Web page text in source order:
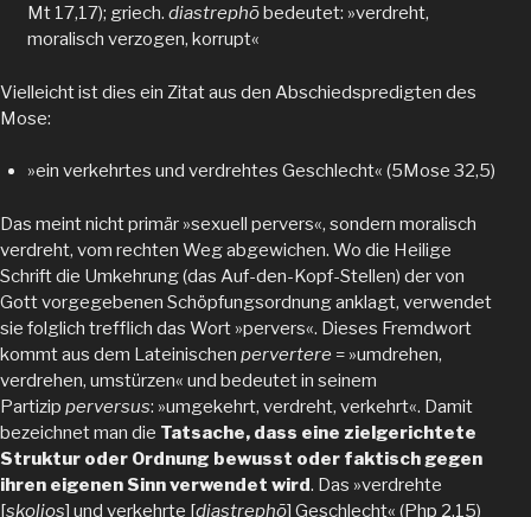
Mt 17,17); griech. diastrephōbedeutet: »verdreht,
moralisch verzogen, korrupt«
Vielleicht ist dies ein Zitat aus den Abschiedspredigten des
Mose:
»ein verkehrtes und verdrehtes Geschlecht« (5Mose 32,5)
Das meint nicht primär »sexuell pervers«, sondern moralisch
verdreht, vom rechten Weg abgewichen. Wo die Heilige
Schrift die Umkehrung (das Auf-den-Kopf-Stellen) der von
Gott vorgegebenen Schöpfungsordnung anklagt, verwendet
sie folglich trefflich das Wort »pervers«. Dieses Fremdwort
kommt aus dem Lateinischen pervertere = »umdrehen,
verdrehen, umstürzen« und bedeutet in seinem
Partizip perversus: »umgekehrt, verdreht, verkehrt«. Damit
bezeichnet man die Tatsache, dass eine zielgerichtete
Struktur oder Ordnung bewusst oder faktisch gegen
ihren eigenen Sinn verwendet wird. Das »verdrehte
[skolios] und verkehrte [diastrephō] Geschlecht« (Php 2,15)